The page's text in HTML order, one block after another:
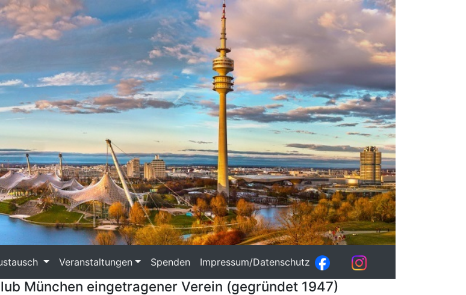
Veranstaltungen Spenden Impressum/Datenschutz
München eingetragener Verein (gegründet 1947)